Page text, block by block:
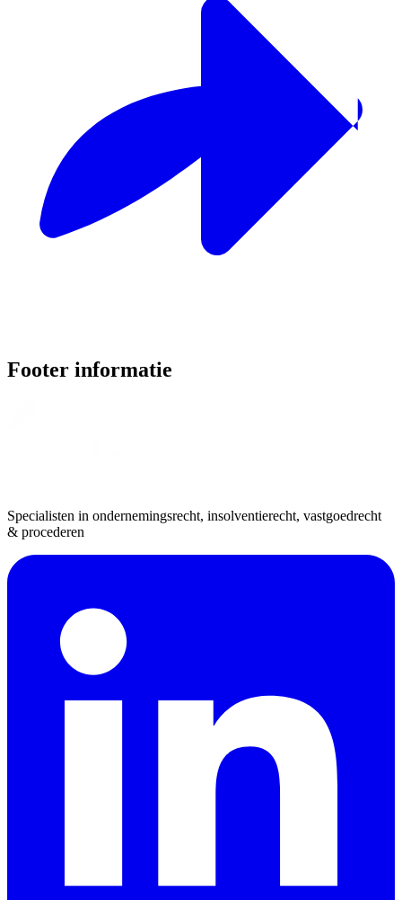
Footer informatie
Specialisten in ondernemingsrecht, insolventierecht, vastgoedrecht
& procederen